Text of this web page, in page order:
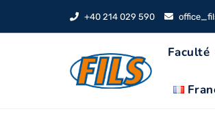
+40 214 029 590
Faculté